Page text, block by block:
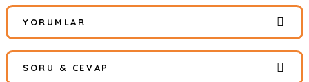
YORUMLAR
SORU & CEVAP